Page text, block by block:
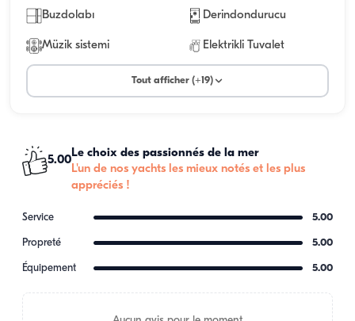
Buzdolabı Derindondurucu
Müzik sistemi Elektrikli Tuvalet
Tout afficher (+19)
5.00
Le choix des passionnés de la mer
L'un de nos yachts les mieux notés et les plus
appréciés !
Service 5.00
Propreté 5.00
Équipement 5.00